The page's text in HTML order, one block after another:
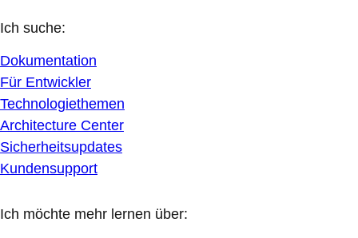
Ich suche:
Dokumentation
Für Entwickler
Technologiethemen
Architecture Center
Sicherheitsupdates
Kundensupport
Ich möchte mehr lernen über: